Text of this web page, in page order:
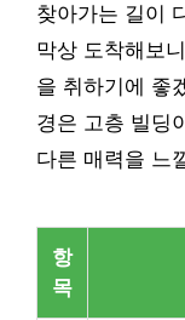
찾아가는 길이
막상 도착해보
을 취하기에 좋
경은 고층 빌딩
다른 매력을 느
항
목